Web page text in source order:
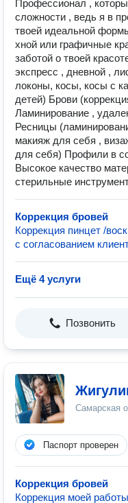
Профессионал ,
сложности , ведь я в
твоей идеальной
хной или графичные
заботой о твоей
экспресс , дневной ,
локоны, косы, косы с
детей) Брови
Ламинирование ,
Ресницы
макияж для себя ,
для себя) Профили в
Высокое качество
стерильные
Коррекция бровей
Коррекция пинцет /
с согласованием
Ещё 4 услуги
Позвонить
Самарская
Паспорт проверен
Коррекция бровей
Коррекция моей